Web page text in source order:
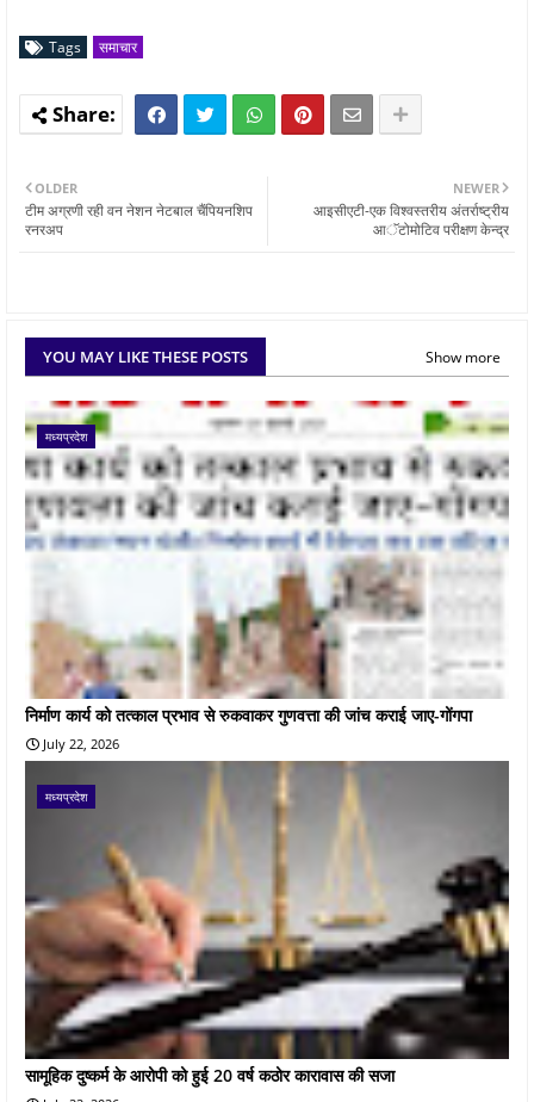
Tags समाचार
NEWER
आइसीएटी-एक विश्वस्तरीय अंतर्राष्ट्रीय
आॅटोमोटिव परीक्षण केन्द्र
OLDER
टीम अग्रणी रही वन नेशन नेटबाल चैंपियनशिप
रनरअप
YOU MAY LIKE THESE POSTS Show more
मध्यप्रदेश
निर्माण कार्य को तत्काल प्रभाव से रुकवाकर गुणवत्ता की जांच कराई जाए-गोंगपा
July 22, 2026
मध्यप्रदेश
सामूहिक दुष्कर्म के आरोपी को हुई 20 वर्ष कठोर कारावास की सजा